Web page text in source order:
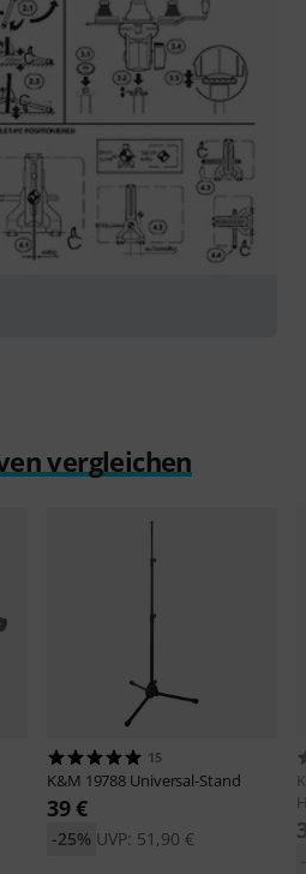
vergleichen
15
K&M 19788 Universal-Stand
39 €
UVP: 51,90 €
-25%